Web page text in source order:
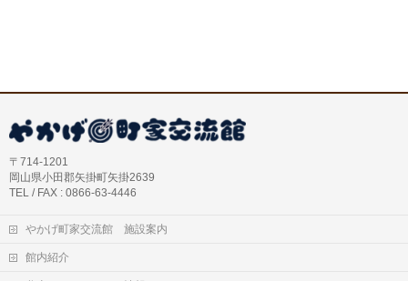
〒714-1201
岡山県小田郡矢掛町矢掛2639
TEL / FAX : 0866-63-4446
やかげ町家交流館 施設案内
館内紹介